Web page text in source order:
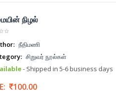
நிழல்
நீதிமணி
சிறுவர் நூல்கள்
- Shipped in 5-6 business days
100.00